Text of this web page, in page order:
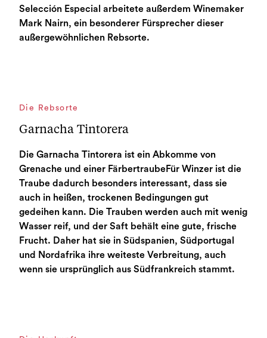
Selección Especial arbeitete außerdem Winemaker
Mark Nairn, ein besonderer Fürsprecher dieser
außergewöhnlichen Rebsorte.
Die Rebsorte
Garnacha Tintorera
Die Garnacha Tintorera ist ein Abkomme von
Grenache und einer FärbertraubeFür Winzer ist die
Traube dadurch besonders interessant, dass sie
auch in heißen, trockenen Bedingungen gut
gedeihen kann. Die Trauben werden auch mit wenig
Wasser reif, und der Saft behält eine gute, frische
Frucht. Daher hat sie in Südspanien, Südportugal
und Nordafrika ihre weiteste Verbreitung, auch
wenn sie ursprünglich aus Südfrankreich stammt.